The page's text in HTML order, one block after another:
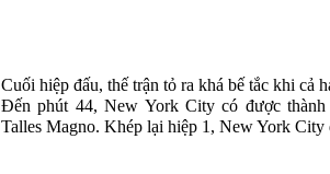
Cuối hiệp đấu, thế trận tỏ ra khá bế tắc khi cả
Đến phút 44, New York City có được
Talles Magno. Khép lại hiệp 1, New York